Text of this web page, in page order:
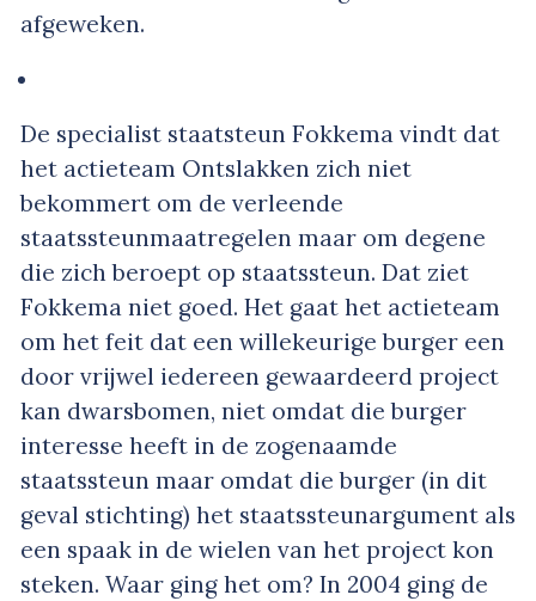
afgeweken.
De specialist staatsteun Fokkema vindt dat
het actieteam Ontslakken zich niet
bekommert om de verleende
staatssteunmaatregelen maar om degene
die zich beroept op staatssteun. Dat ziet
Fokkema niet goed. Het gaat het actieteam
om het feit dat een willekeurige burger een
door vrijwel iedereen gewaardeerd project
kan dwarsbomen, niet omdat die burger
interesse heeft in de zogenaamde
staatssteun maar omdat die burger (in dit
geval stichting) het staatssteunargument als
een spaak in de wielen van het project kon
steken. Waar ging het om? In 2004 ging de